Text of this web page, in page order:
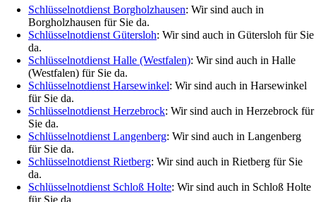
Schlüsselnotdienst Borgholzhausen: Wir sind auch in
Borgholzhausen für Sie da.
Schlüsselnotdienst Gütersloh: Wir sind auch in Gütersloh für Sie
da.
Schlüsselnotdienst Halle (Westfalen): Wir sind auch in Halle
(Westfalen) für Sie da.
Schlüsselnotdienst Harsewinkel: Wir sind auch in Harsewinkel
für Sie da.
Schlüsselnotdienst Herzebrock: Wir sind auch in Herzebrock für
Sie da.
Schlüsselnotdienst Langenberg: Wir sind auch in Langenberg
für Sie da.
Schlüsselnotdienst Rietberg: Wir sind auch in Rietberg für Sie
da.
Schlüsselnotdienst Schloß Holte: Wir sind auch in Schloß Holte